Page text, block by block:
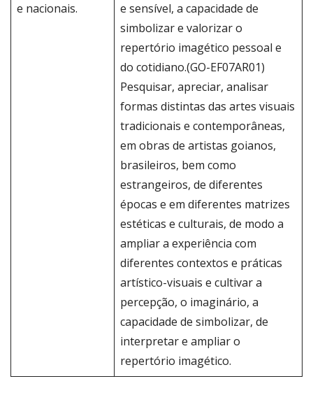
e nacionais.
e sensível, a capacidade de
simbolizar e valorizar o
repertório imagético pessoal e
do cotidiano.(GO-EF07AR01)
Pesquisar, apreciar, analisar
formas distintas das artes visuais
tradicionais e contemporâneas,
em obras de artistas goianos,
brasileiros, bem como
estrangeiros, de diferentes
épocas e em diferentes matrizes
estéticas e culturais, de modo a
ampliar a experiência com
diferentes contextos e práticas
artístico-visuais e cultivar a
percepção, o imaginário, a
capacidade de simbolizar, de
interpretar e ampliar o
repertório imagético.